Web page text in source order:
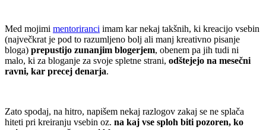
Med mojimi mentoriranci imam kar nekaj takšnih, ki kreacijo vsebin
(največkrat je pod to razumljeno bolj ali manj kreativno pisanje
bloga) prepustijo zunanjim blogerjem, obenem pa jih tudi ni
malo, ki za bloganje za svoje spletne strani, odštejejo na mesečni
ravni, kar precej denarja.
Zato spodaj, na hitro, napišem nekaj razlogov zakaj se ne splača
hiteti pri kreiranju vsebin oz. na kaj vse sploh biti pozoren, ko